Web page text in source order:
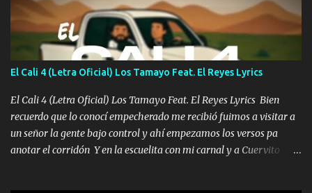
los lados aquel que no corre vuela no se me duerm voy chicoteado
Ya pasé varias hazañas ya tienen rato que me agarran el colmillo
de este León los estatales no sé esperaron Al tiro esta la PrimiZa
también la nueve que cargo al lado doy la mano al que su amigo y
al traicionero damos pa abajo Y No me paran aquí hay pa más
pues hay charola les voy a dar hasta topar pues no hay de otra...
El Cali 4 (Letra Oficial) Los Tamayo Feat. El Reyes Lyrics
El Cali 4 (Letra Oficial) Los Tamayo Feat. El Reyes Lyrics Bien
recuerdo que lo conocí empecherado me recibió fuimos a visitar a
un señor la gente bajo control y ahí empezamos los versos pa
anotar el corridón Y en la escuelita con mi carnal y a Cuervito